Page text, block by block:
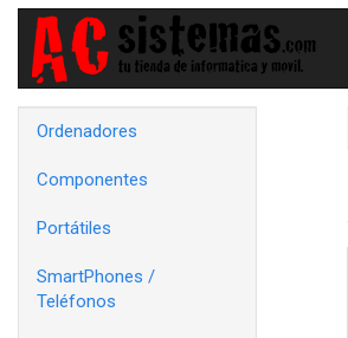
Ordenadores
Componentes
Portátiles
SmartPhones /
Teléfonos